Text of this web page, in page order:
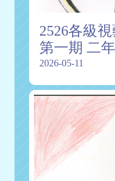
2526各級
第一期 二
2026-05-11